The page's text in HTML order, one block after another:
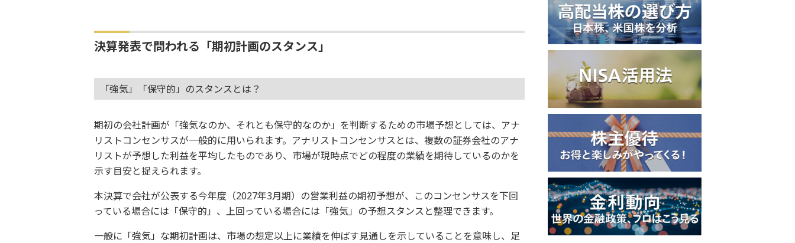
決算発表で問われる「期初計画のスタンス」
「強気」「保守的」のスタンスとは？
期初の会社計画が「強気なのか、それとも保守的なのか」を判断するための市場予想としては、アナ
リストコンセンサスが一般的に用いられます。アナリストコンセンサスとは、複数の証券会社のアナ
リストが予想した利益を平均したものであり、市場が現時点でどの程度の業績を期待しているのかを
示す目安と捉えられます。
本決算で会社が公表する今年度（2027年3月期）の営業利益の期初予想が、このコンセンサスを下回
っている場合には「保守的」、上回っている場合には「強気」の予想スタンスと整理できます。
一般に「強気」な期初計画は、市場の想定以上に業績を伸ばす見通しを示していることを意味し、足